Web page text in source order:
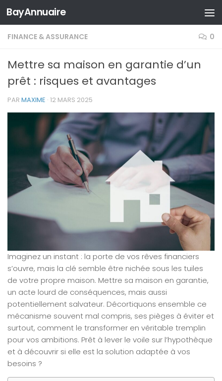
Skip to content
BayAnnuaire
FINANCE & ASSURANCE 0
Mettre sa maison en garantie d’un
prêt : risques et avantages
PAR MAXIME · 12 MARS 2025
Imaginez un instant : la porte de vos rêves financiers
s’ouvre, mais la clé semble être nichée sous les tuiles
de votre propre maison. Mettre sa maison en garantie,
un acte lourd de conséquences, mais aussi
potentiellement salvateur. Décortiquons ensemble ce
mécanisme souvent mal compris, ses pièges à éviter et
surtout, comment le transformer en véritable tremplin
pour vos ambitions. Prêt à lever le voile sur l’hypothèque
et à découvrir si elle est la solution adaptée à vos
besoins ?